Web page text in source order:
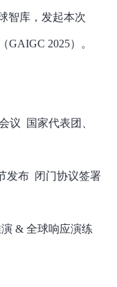
智库，发起本次
GAIGC 2025）。
议 国家代表团、
发布 闭门协议签署
& 全球响应演练